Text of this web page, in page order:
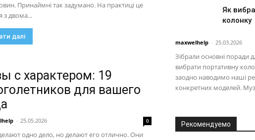
Принаймні так задумано. На практиці це
з двома...
далі
с характером: 19
для вашего
- 25.05.2026 0
одно дело, но делают его отлично. Они
Як
колонку
maxwelhelp - 25.03.2026
Зібрали основні поради
вибрати портативну
заодно наводимо наші
конкретних моделей.
Рекомендуемо